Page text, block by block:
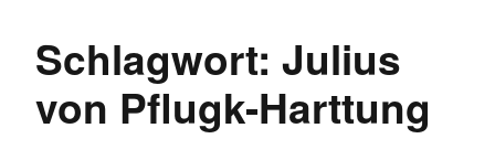
Schlagwort: Julius
von Pflugk-Harttung